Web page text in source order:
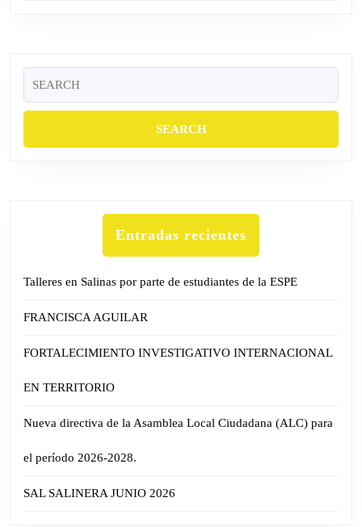
Entradas recientes
Talleres en Salinas por parte de estudiantes de la ESPE
FRANCISCA AGUILAR
FORTALECIMIENTO INVESTIGATIVO INTERNACIONAL
EN TERRITORIO
Nueva directiva de la Asamblea Local Ciudadana (ALC) para
el período 2026-2028.
SAL SALINERA JUNIO 2026